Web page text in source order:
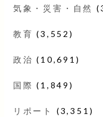
気象・災害・自然
教育 (3,552)
政治 (10,691)
国際 (1,849)
リポート (3,351)